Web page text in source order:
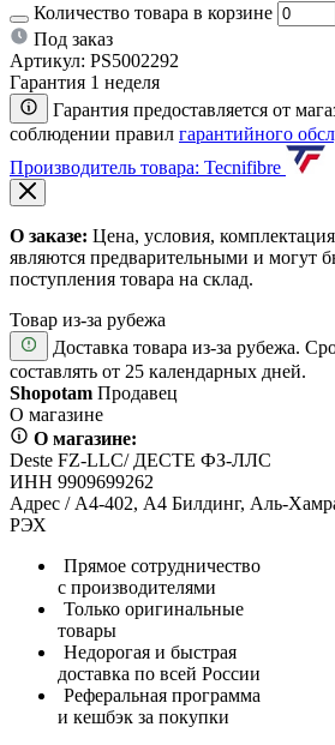
Количество товара в корзине
Под заказ
Артикул: PS5002292
Гарантия 1 неделя
Гарантия предоставляется от
соблюдении правил гарантийного
Производитель товара: Tecnifibre
О заказе: Цена, условия,
являются предварительными и могут
поступления товара на склад.
Товар из-за рубежа
Доставка товара из-за рубежа.
составлять от 25 календарных дней.
Shopotam Продавец
О магазине
О магазине:
Deste FZ-LLC/ ДЕСТЕ ФЗ-ЛЛС
ИНН 9909699262
Адрес / А4-402, А4 Билдинг, Аль-
РЭХ
Прямое сотрудничество
с производителями
Только оригинальные
товары
Недорогая и быстрая
доставка по всей России
Реферальная программа
и кешбэк за покупки